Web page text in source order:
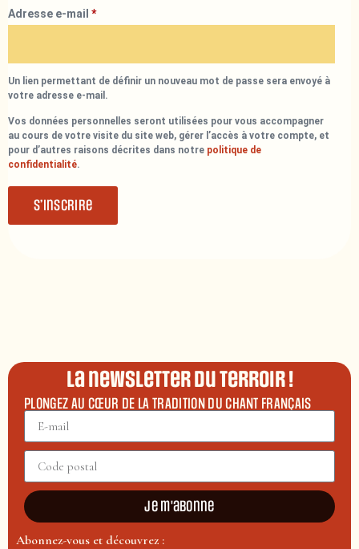
Adresse e-mail *
Un lien permettant de définir un nouveau mot de passe sera envoyé à
votre adresse e-mail.
Vos données personnelles seront utilisées pour vous accompagner
au cours de votre visite du site web, gérer l’accès à votre compte, et
pour d’autres raisons décrites dans notre politique de
confidentialité.
S’inscrire
La newsletter du terroir !
PLONGEZ AU CŒUR DE LA TRADITION DU CHANT FRANÇAIS
Je m'abonne
Abonnez-vous et découvrez :